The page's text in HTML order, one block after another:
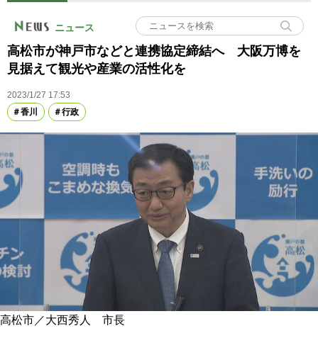
ニュース
高松市が神戸市などと連携協定締結へ 大阪万博を
見据えて観光や産業の活性化を
2023/1/27 17:53
香川
行政
高松市／大西秀人 市長